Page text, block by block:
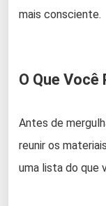
mais consciente.
O Que
Antes de
reunir os
uma lista do que